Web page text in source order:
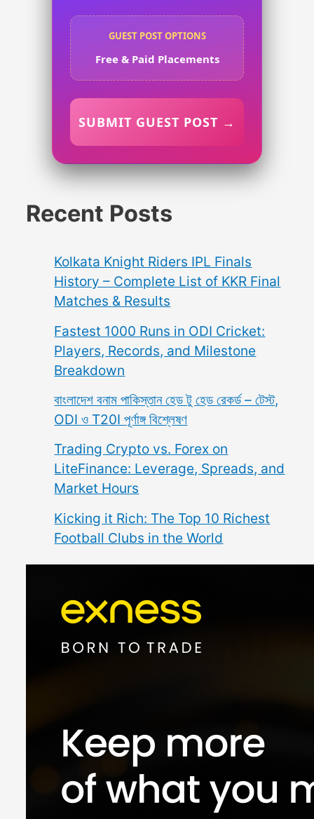
GUEST POST OPTIONS
Free & Paid Placements
SUBMIT GUEST POST →
Recent Posts
Kolkata Knight Riders IPL Finals
History – Complete List of KKR Final
Matches & Results
Fastest 1000 Runs in ODI Cricket:
Players, Records, and Milestone
Breakdown
বাংলাদেশ বনাম পাকিস্তান হেড টু হেড রেকর্ড – টেস্ট,
ODI ও T20I পূর্ণাঙ্গ বিশ্লেষণ
Trading Crypto vs. Forex on
LiteFinance: Leverage, Spreads, and
Market Hours
Kicking it Rich: The Top 10 Richest
Football Clubs in the World